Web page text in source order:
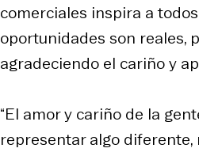
comerciales inspira a
oportunidades son reales,
agradeciendo el cariño y
“El amor y cariño de la
representar algo